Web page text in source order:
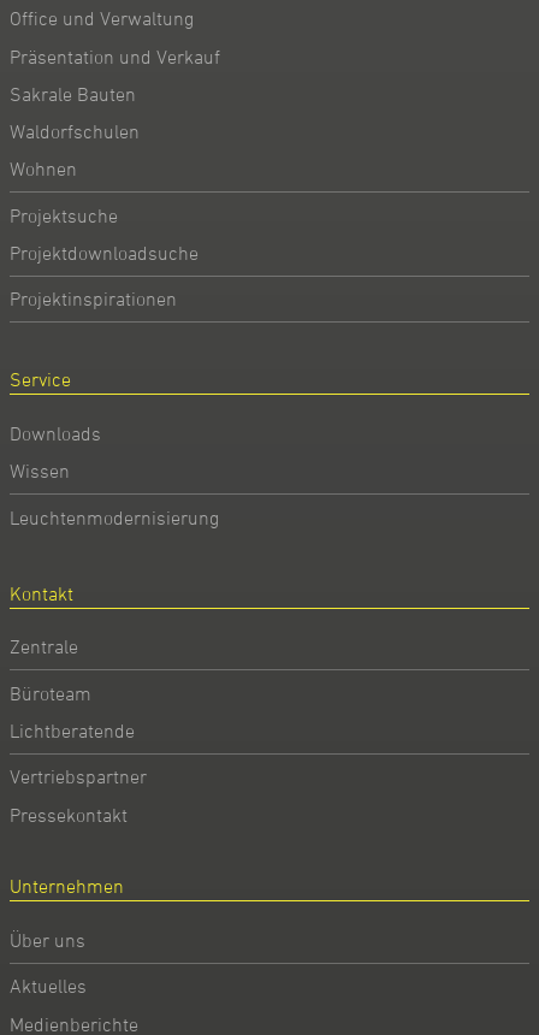
Office und Verwaltung
Präsentation und Verkauf
Sakrale Bauten
Waldorfschulen
Wohnen
Projektsuche
Projektdownloadsuche
Projektinspirationen
Service
Downloads
Wissen
Leuchtenmodernisierung
Kontakt
Zentrale
Büroteam
Lichtberatende
Vertriebspartner
Pressekontakt
Unternehmen
Über uns
Aktuelles
Medienberichte